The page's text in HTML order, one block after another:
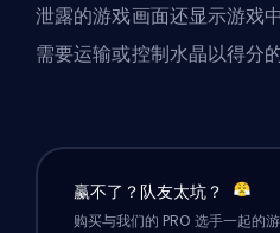
泄露的游戏画面还显示游戏
需要运输或控制水晶以得分的
赢不了？队友太坑？
购买与我们的 PRO 选手一起的游